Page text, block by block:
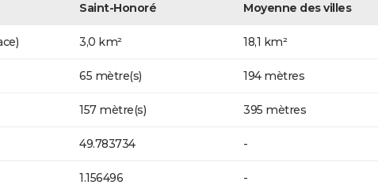
Saint-Honoré Moyenne des villes
3,0 km² 18,1 km²
65 mètre(s) 194 mètres
157 mètre(s) 395 mètres
49.783734 -
1.156496 -